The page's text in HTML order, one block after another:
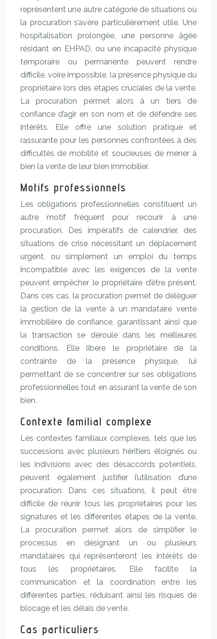
représentent une autre catégorie de situations où
la procuration s’avère particulièrement utile. Une
hospitalisation prolongée, une personne âgée
résidant en EHPAD, ou une incapacité physique
temporaire ou permanente peuvent rendre
difficile, voire impossible, la présence physique du
propriétaire lors des étapes cruciales de la vente.
La procuration permet alors à un tiers de
confiance d’agir en son nom et de défendre ses
intérêts. Elle offre une solution pratique et
rassurante pour les personnes confrontées à des
difficultés de mobilité et soucieuses de mener à
bien la vente de leur bien immobilier.
Motifs professionnels
Les obligations professionnelles constituent un
autre motif fréquent pour recourir à une
procuration. Des impératifs de calendrier, des
situations de crise nécessitant un déplacement
urgent, ou simplement un emploi du temps
incompatible avec les exigences de la vente
peuvent empêcher le propriétaire d’être présent.
Dans ces cas, la procuration permet de déléguer
la gestion de la vente à un mandataire vente
immobilière de confiance, garantissant ainsi que
la transaction se déroule dans les meilleures
conditions. Elle libère le propriétaire de la
contrainte de la présence physique, lui
permettant de se concentrer sur ses obligations
professionnelles tout en assurant la vente de son
bien.
Contexte familial complexe
Les contextes familiaux complexes, tels que les
successions avec plusieurs héritiers éloignés ou
les indivisions avec des désaccords potentiels,
peuvent également justifier l’utilisation d’une
procuration. Dans ces situations, il peut être
difficile de réunir tous les propriétaires pour les
signatures et les différentes étapes de la vente.
La procuration permet alors de simplifier le
processus en désignant un ou plusieurs
mandataires qui représenteront les intérêts de
tous les propriétaires. Elle facilite la
communication et la coordination entre les
différentes parties, réduisant ainsi les risques de
blocage et les délais de vente.
Cas particuliers